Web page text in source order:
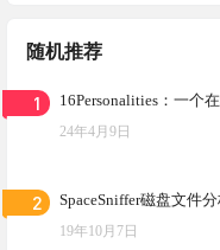
随机推荐
1 16Personalities：一个
24年4月9日
2 SpaceSniffer磁盘文件
19年10月7日